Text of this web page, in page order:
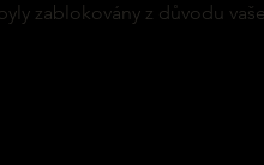
zablokovány z důvodu